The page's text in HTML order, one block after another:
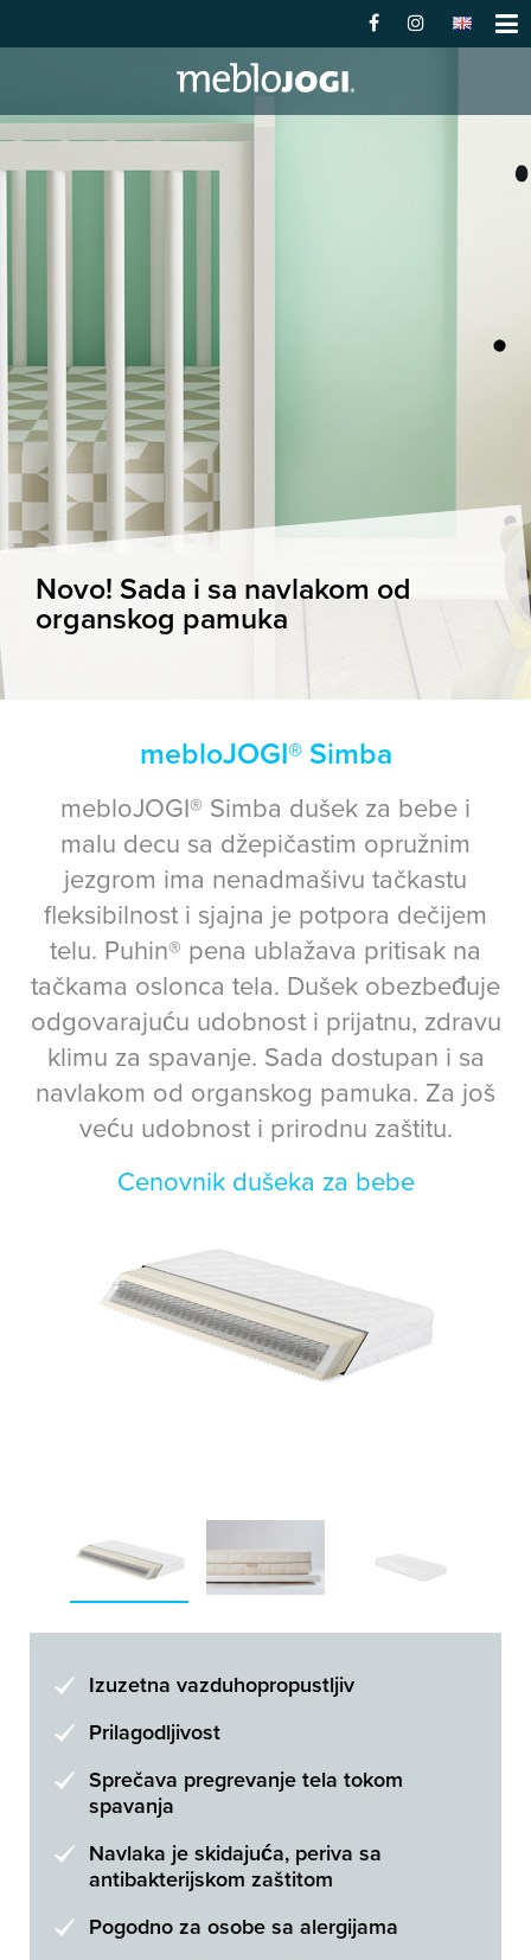
Novo! Sada i sa navlakom od
organskog pamuka
mebloJOGI® Simba
mebloJOGI® Simba dušek za bebe i
malu decu sa džepičastim opružnim
jezgrom ima nenadmašivu tačkastu
fleksibilnost i sjajna je potpora dečijem
telu. Puhin® pena ublažava pritisak na
tačkama oslonca tela. Dušek obezbeđuje
odgovarajuću udobnost i prijatnu, zdravu
klimu za spavanje. Sada dostupan i sa
navlakom od organskog pamuka. Za još
veću udobnost i prirodnu zaštitu.
Cenovnik dušeka za bebe
Izuzetna vazduhopropustljiv
Prilagodljivost
Sprečava pregrevanje tela tokom
spavanja
Navlaka je skidajuća, periva sa
antibakterijskom zaštitom
Pogodno za osobe sa alergijama